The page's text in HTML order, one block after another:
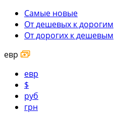
Самые новые
От дешевых к дорогим
От дорогих к дешевым
евр
евр
$
руб
грн